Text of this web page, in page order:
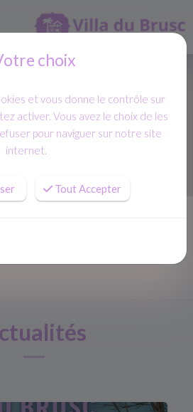
choix
et vous donne le contrôle sur
activer. Vous avez le choix de les
pour naviguer sur notre site
internet.
Tout Accepter